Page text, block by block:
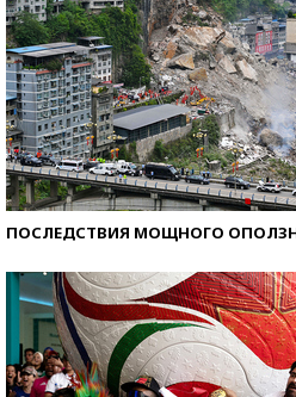
ПОСЛЕДСТВИЯ МОЩНОГО